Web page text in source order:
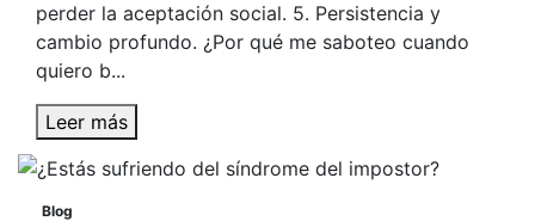
perder la aceptación social. 5. Persistencia y
cambio profundo. ¿Por qué me saboteo cuando
quiero b...
Leer más
Blog